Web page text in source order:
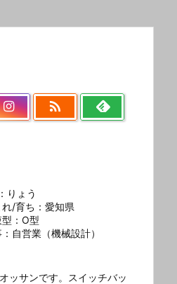

りょう
/育ち：愛知県
型：O型
自営業（機械設計）
ッサンです。スイッチバッ